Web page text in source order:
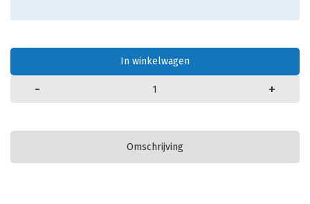
In winkelwagen
- +
Omschrijving